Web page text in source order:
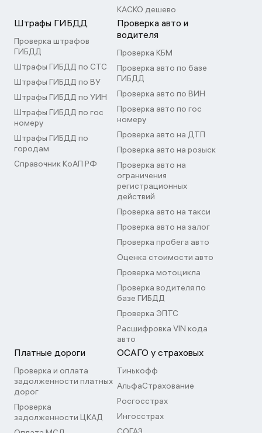
КАСКО дешево
Штрафы ГИБДД
Проверка штрафов
ГИБДД
Штрафы ГИБДД по СТС
Штрафы ГИБДД по ВУ
Штрафы ГИБДД по УИН
Штрафы ГИБДД по гос
номеру
Штрафы ГИБДД по
городам
Справочник КоАП РФ
Проверка авто и
водителя
Проверка КБМ
Проверка авто по базе
ГИБДД
Проверка авто по ВИН
Проверка авто по гос
номеру
Проверка авто на ДТП
Проверка авто на розыск
Проверка авто на
ограничения
регистрационных
действий
Проверка авто на такси
Проверка авто на залог
Проверка пробега авто
Оценка стоимости авто
Проверка мотоцикла
Проверка водителя по
базе ГИБДД
Проверка ЭПТС
Расшифровка VIN кода
авто
Платные дороги
Проверка и оплата
задолженности платных
дорог
Проверка
задолженности ЦКАД
ОСАГО у страховых
Тинькофф
АльфаСтрахование
Росгосстрах
Ингосстрах